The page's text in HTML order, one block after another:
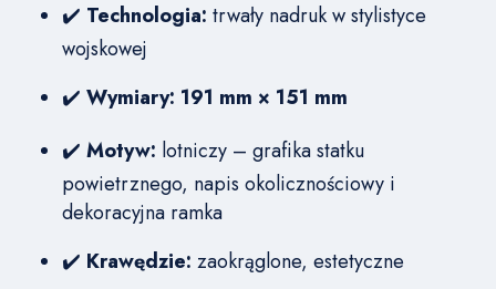
✔️ Technologia: trwały nadruk w stylistyce
wojskowej
✔️ Wymiary: 191 mm × 151 mm
✔️ Motyw: lotniczy – grafika statku
powietrznego, napis okolicznościowy i
dekoracyjna ramka
✔️ Krawędzie: zaokrąglone, estetyczne